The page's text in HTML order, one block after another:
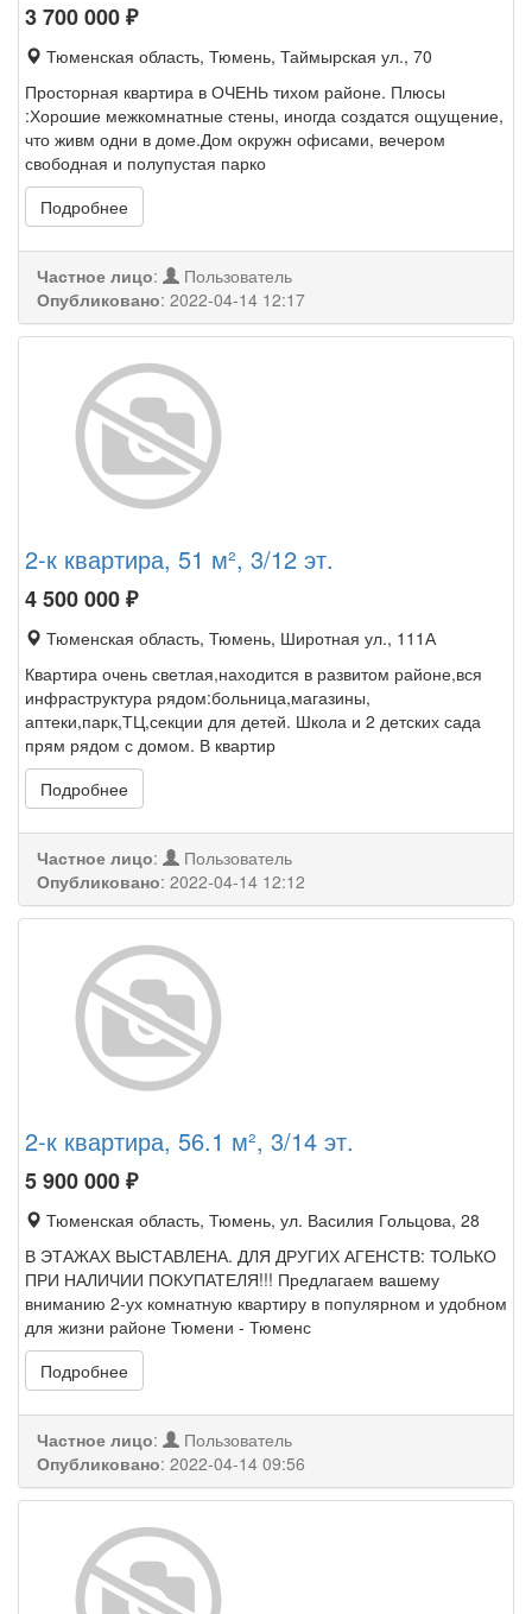
3 700 000₽
Тюменская область, Тюмень, Таймырская ул., 70
Просторная квартира в ОЧЕНЬ тихом районе. Плюсы
:Хорошие межкомнатные стены, иногда создатся ощущение,
что живм одни в доме.Дом окружн офисами, вечером
свободная и полупустая парко
Подробнее
Частное лицо:
Пользователь
Опубликовано: 2022-04-14 12:17
2-к квартира, 51 м², 3/12 эт.
4 500 000₽
Тюменская область, Тюмень, Широтная ул., 111А
Квартира очень светлая,находится в развитом районе,вся
инфраструктура рядом:больница,магазины,
аптеки,парк,ТЦ,секции для детей. Школа и 2 детских сада
прям рядом с домом. В квартир
Подробнее
Частное лицо:
Пользователь
Опубликовано: 2022-04-14 12:12
2-к квартира, 56.1 м², 3/14 эт.
5 900 000₽
Тюменская область, Тюмень, ул. Василия Гольцова, 28
В ЭТАЖАХ ВЫСТАВЛЕНА. ДЛЯ ДРУГИХ АГЕНСТВ: ТОЛЬКО
ПРИ НАЛИЧИИ ПОКУПАТЕЛЯ!!! Предлагаем вашему
вниманию 2-ух комнатную квартиру в популярном и удобном
для жизни районе Тюмени - Тюменс
Подробнее
Частное лицо:
Пользователь
Опубликовано: 2022-04-14 09:56